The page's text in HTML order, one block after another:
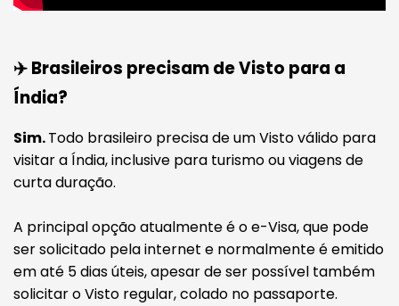
✈️ Brasileiros precisam de Visto para a
Índia?
Sim.Todo brasileiro precisa de um Visto válido para
visitar a Índia, inclusive para turismo ou viagens de
curta duração.
A principal opção atualmente é o e-Visa, que pode
ser solicitado pela internet e normalmente é emitido
em até 5 dias úteis, apesar de ser possível também
solicitar o Visto regular, colado no passaporte.